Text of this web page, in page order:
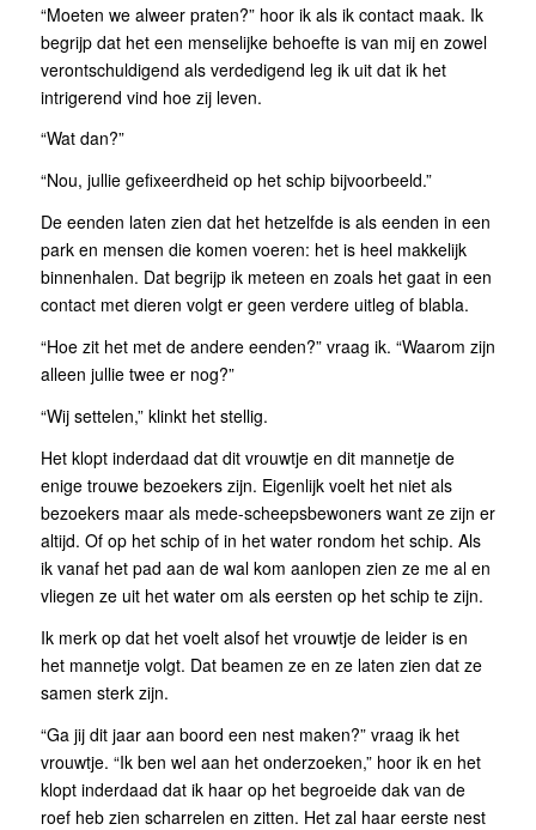
“Moeten we alweer praten?” hoor ik als ik contact maak. Ik
begrijp dat het een menselijke behoefte is van mij en zowel
verontschuldigend als verdedigend leg ik uit dat ik het
intrigerend vind hoe zij leven.
“Wat dan?”
“Nou, jullie gefixeerdheid op het schip bijvoorbeeld.”
De eenden laten zien dat het hetzelfde is als eenden in een
park en mensen die komen voeren: het is heel makkelijk
binnenhalen. Dat begrijp ik meteen en zoals het gaat in een
contact met dieren volgt er geen verdere uitleg of blabla.
“Hoe zit het met de andere eenden?” vraag ik. “Waarom zijn
alleen jullie twee er nog?”
“Wij settelen,” klinkt het stellig.
Het klopt inderdaad dat dit vrouwtje en dit mannetje de
enige trouwe bezoekers zijn. Eigenlijk voelt het niet als
bezoekers maar als mede-scheepsbewoners want ze zijn er
altijd. Of op het schip of in het water rondom het schip. Als
ik vanaf het pad aan de wal kom aanlopen zien ze me al en
vliegen ze uit het water om als eersten op het schip te zijn.
Ik merk op dat het voelt alsof het vrouwtje de leider is en
het mannetje volgt. Dat beamen ze en ze laten zien dat ze
samen sterk zijn.
“Ga jij dit jaar aan boord een nest maken?” vraag ik het
vrouwtje. “Ik ben wel aan het onderzoeken,” hoor ik en het
klopt inderdaad dat ik haar op het begroeide dak van de
roef heb zien scharrelen en zitten. Het zal haar eerste nest